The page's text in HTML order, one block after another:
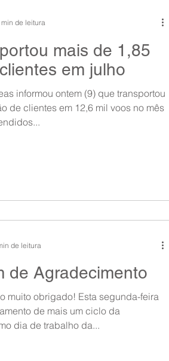
mais de 1,85
em julho
informou ontem (9) que transportou
de clientes em 12,6 mil voos no mês
min de leitura
de Agradecimento
muito obrigado! Esta segunda-feira
de mais um ciclo da
dia de trabalho da...
de leitura